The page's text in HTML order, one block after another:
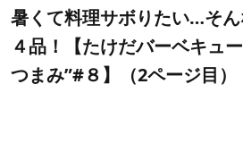
暑くて料理サボりたい…そ
４品！【たけだバーベキュ
つまみ”#８】（2ページ目）